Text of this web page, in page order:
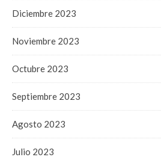
Diciembre 2023
Noviembre 2023
Octubre 2023
Septiembre 2023
Agosto 2023
Julio 2023